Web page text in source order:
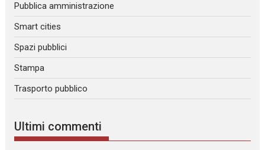
Pubblica amministrazione
Smart cities
Spazi pubblici
Stampa
Trasporto pubblico
Ultimi commenti